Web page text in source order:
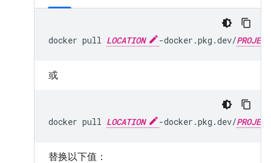
docker pull LOCATION -docker.pkg.dev/
或
docker pull LOCATION -docker.pkg.dev/
替换以下值：